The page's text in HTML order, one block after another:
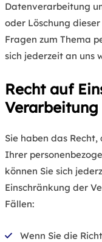
Datenverarbeitung
oder Löschung
Fragen zum Thema
sich jederzeit an uns
Recht auf
Verarbeitung
Sie haben das
Ihrer
können Sie sich
Einschränkung der
Fällen:
Wenn Sie die